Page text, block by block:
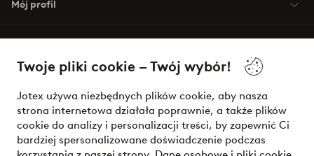
Twoje pliki cookie – Twój wybór!
Jotex używa niezbędnych plików cookie, aby nasza
strona internetowa działała poprawnie, a także plików
cookie do analizy i personalizacji treści, by zapewnić Ci
bardziej spersonalizowane doświadczenie podczas
Mój profil
Warunki